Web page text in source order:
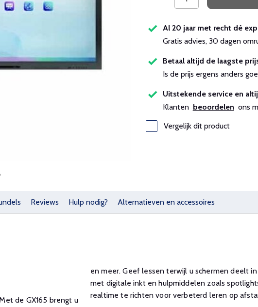
Al 20 jaar met recht dé
Gratis advies, 30 dagen
Betaal altijd de laagste
Is de prijs ergens anders
Uitstekende service en
Klanten beoordelen ons
Vergelijk dit product
Reviews Hulp nodig? Alternatieven en accessoires
de GX165 brengt u
en meer. Geef lessen terwijl u schermen deelt
met digitale inkt en hulpmiddelen zoals
realtime te richten voor verbeterd leren op